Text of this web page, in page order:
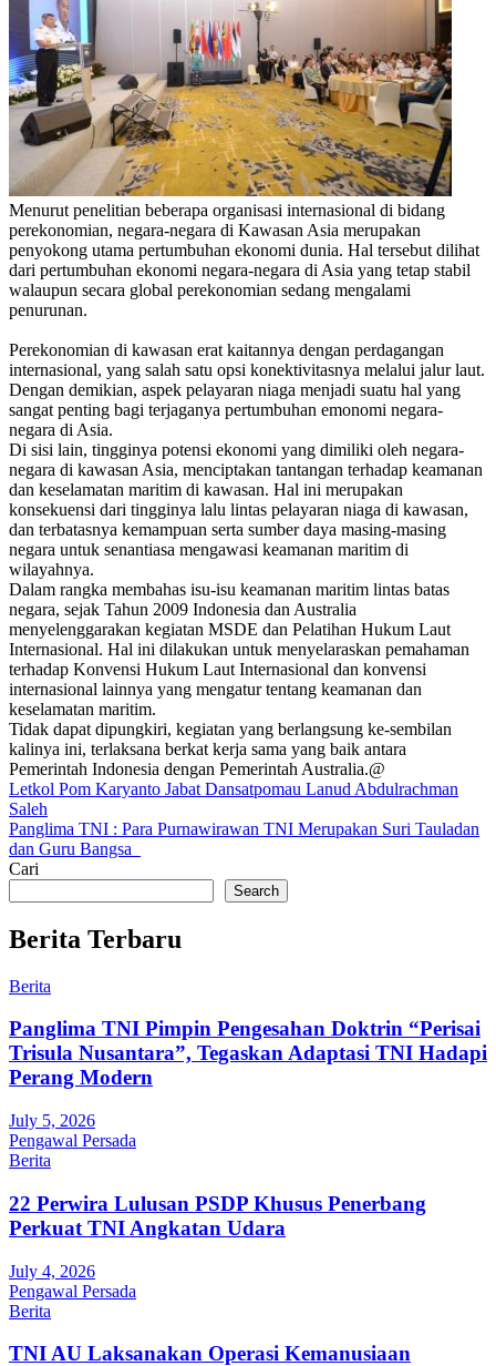
Menurut penelitian beberapa organisasi internasional di bidang
perekonomian, negara-negara di Kawasan Asia merupakan
penyokong utama pertumbuhan ekonomi dunia. Hal tersebut dilihat
dari pertumbuhan ekonomi negara-negara di Asia yang tetap stabil
walaupun secara global perekonomian sedang mengalami
penurunan.
Perekonomian di kawasan erat kaitannya dengan perdagangan
internasional, yang salah satu opsi konektivitasnya melalui jalur laut.
Dengan demikian, aspek pelayaran niaga menjadi suatu hal yang
sangat penting bagi terjaganya pertumbuhan emonomi negara-
negara di Asia.
Di sisi lain, tingginya potensi ekonomi yang dimiliki oleh negara-
negara di kawasan Asia, menciptakan tantangan terhadap keamanan
dan keselamatan maritim di kawasan. Hal ini merupakan
konsekuensi dari tingginya lalu lintas pelayaran niaga di kawasan,
dan terbatasnya kemampuan serta sumber daya masing-masing
negara untuk senantiasa mengawasi keamanan maritim di
wilayahnya.
Dalam rangka membahas isu-isu keamanan maritim lintas batas
negara, sejak Tahun 2009 Indonesia dan Australia
menyelenggarakan kegiatan MSDE dan Pelatihan Hukum Laut
Internasional. Hal ini dilakukan untuk menyelaraskan pemahaman
terhadap Konvensi Hukum Laut Internasional dan konvensi
internasional lainnya yang mengatur tentang keamanan dan
keselamatan maritim.
Tidak dapat dipungkiri, kegiatan yang berlangsung ke-sembilan
kalinya ini, terlaksana berkat kerja sama yang baik antara
Pemerintah Indonesia dengan Pemerintah Australia.@
Post
navigation
Letkol Pom Karyanto Jabat Dansatpomau Lanud Abdulrachman
Saleh
Panglima TNI : Para Purnawirawan TNI Merupakan Suri Tauladan
dan Guru Bangsa
Cari
Search
Berita Terbaru
Berita
Panglima TNI Pimpin Pengesahan Doktrin “Perisai
Trisula Nusantara”, Tegaskan Adaptasi TNI Hadapi
Perang Modern
July 5, 2026
Pengawal Persada
Berita
22 Perwira Lulusan PSDP Khusus Penerbang
Perkuat TNI Angkatan Udara
July 4, 2026
Pengawal Persada
Berita
TNI AU Laksanakan Operasi Kemanusiaan